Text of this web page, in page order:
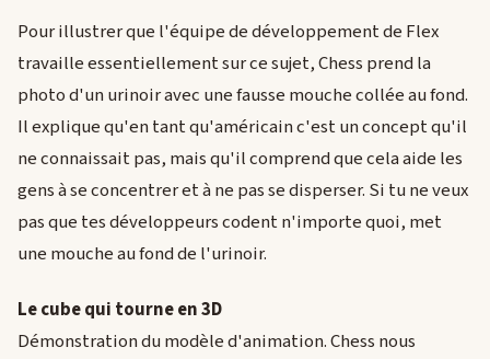
Pour illustrer que l'équipe de développement de Flex
travaille essentiellement sur ce sujet, Chess prend la
photo d'un urinoir avec une fausse mouche collée au fond.
Il explique qu'en tant qu'américain c'est un concept qu'il
ne connaissait pas, mais qu'il comprend que cela aide les
gens à se concentrer et à ne pas se disperser. Si tu ne veux
pas que tes développeurs codent n'importe quoi, met
une mouche au fond de l'urinoir.
Le cube qui tourne en 3D
Démonstration du modèle d'animation. Chess nous